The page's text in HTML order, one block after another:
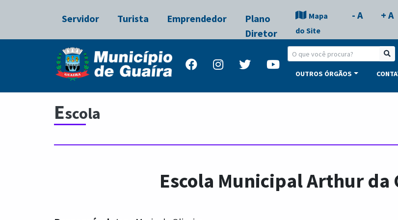
Servidor Turista Emprendedor
Plano
Diretor
Mapa
do Site
- A + A
OUTROS ÓRGÃOS
Escola
Escola Municipal Arthur da